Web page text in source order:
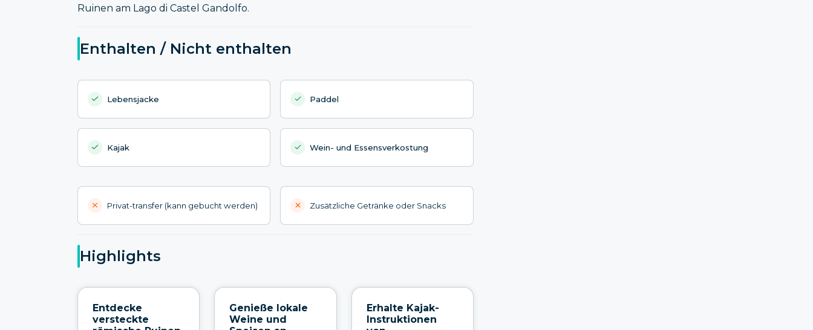
Ruinen am Lago di Castel Gandolfo.
Enthalten / Nicht enthalten
Lebensjacke Paddel
Kajak Wein- und Essensverkostung
Privat-transfer (kann gebucht werden) Zusätzliche Getränke oder Snacks
Highlights
Entdecke
versteckte
Genieße lokale
Weine und
Erhalte Kajak-
Instruktionen